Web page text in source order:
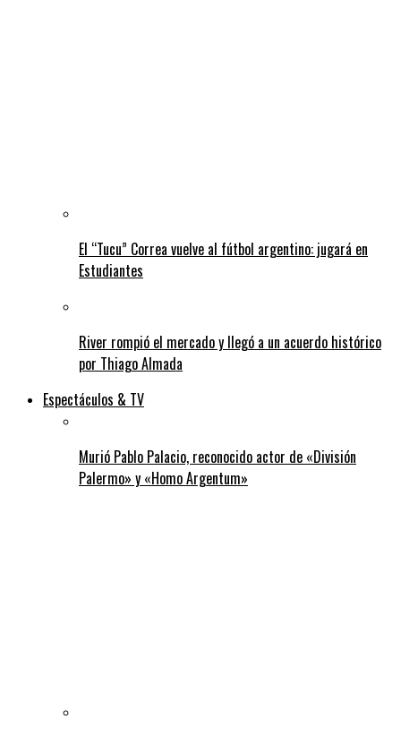
El “Tucu” Correa vuelve al fútbol argentino: jugará en
Estudiantes
River rompió el mercado y llegó a un acuerdo histórico
por Thiago Almada
Espectáculos & TV
Murió Pablo Palacio, reconocido actor de «División
Palermo» y «Homo Argentum»